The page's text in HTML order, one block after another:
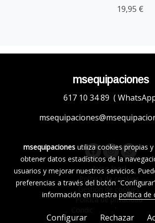
19,95 €
msequipaciones
617 10 34 89 (
Aviso legal
Política de cookies
Gestión de cookies
Política de privacidad
msequipaciones utiliza cookies propias
obtener datos estadísticos de la
usuarios y mejorar nuestros servicios.
preferencias a través del botón
información en nuestra política de
Configurar Rechazar